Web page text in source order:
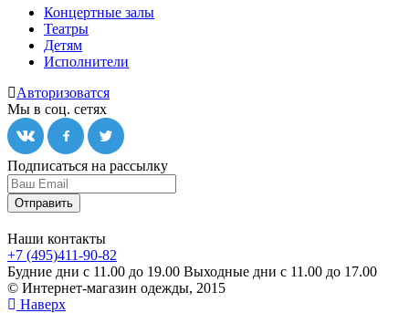
Концертные залы
Театры
Детям
Исполнители
Авторизоватся
Мы в соц. сетях
Подписаться на рассылку
Отправить
Наши контакты
+7 (495)411-90-82
Будние дни с 11.00 до 19.00 Выходные дни с 11.00 до 17.00
© Интернет-магазин одежды, 2015
Наверх